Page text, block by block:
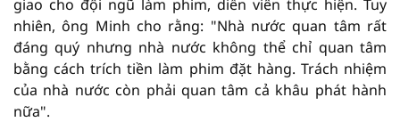
giao cho đội ngũ làm phim, diễn viên thực hiện. Tuy
nhiên, ông Minh cho rằng: "Nhà nước quan tâm rất
đáng quý nhưng nhà nước không thể chỉ quan tâm
bằng cách trích tiền làm phim đặt hàng. Trách nhiệm
của nhà nước còn phải quan tâm cả khâu phát hành
nữa".